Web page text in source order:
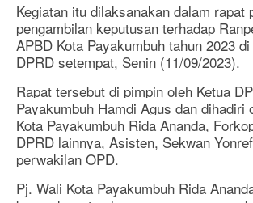
Kegiatan itu dilaksanakan dalam rapat
pengambilan keputusan terhadap
APBD Kota Payakumbuh tahun 2023
DPRD setempat, Senin (11/09/2023).
Rapat tersebut di pimpin oleh Ketua
Payakumbuh Hamdi Agus dan dihadiri
Kota Payakumbuh Rida Ananda,
DPRD lainnya, Asisten, Sekwan
perwakilan OPD.
Pj. Wali Kota Payakumbuh Rida